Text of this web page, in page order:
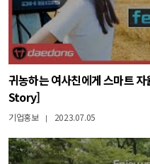
귀농하는 여사친에게 스마트
Story]
기업홍보 | 2023.07.05